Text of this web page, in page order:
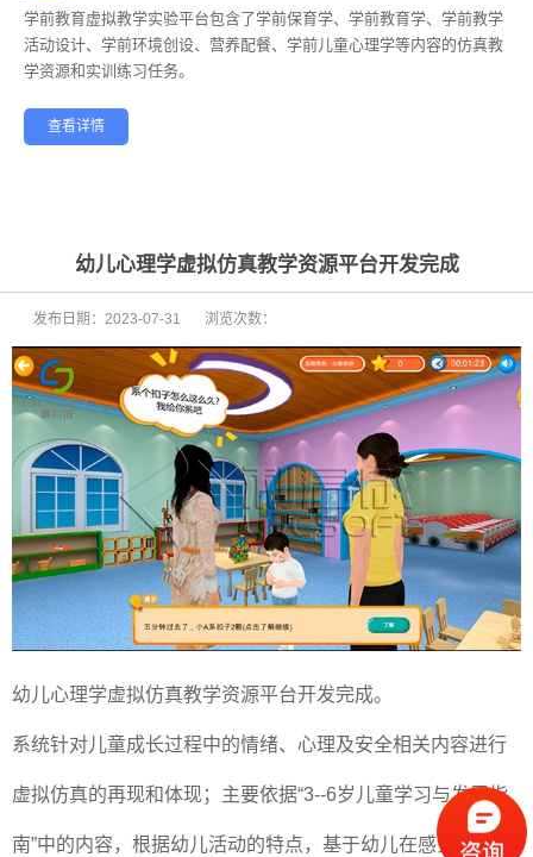
——
学前教育虚拟教学实验平台包含了学前保育学、学前教育学、学前教学
活动设计、学前环境创设、营养配餐、学前儿童心理学等内容的仿真教
学资源和实训练习任务。
查看详情
健康养老 家政服务
幼儿心理学虚拟仿真教学资源平台开发完成
发布日期： 2023-07-31 浏览次数：
幼儿心理学虚拟仿真教学资源平台开发完成。
系统针对儿童成长过程中的情绪、心理及安全相关内容进行
虚拟仿真的再现和体现；主要依据“3--6岁儿童学习与发展指
南”中的内容，根据幼儿活动的特点，基于幼儿在感觉统合失